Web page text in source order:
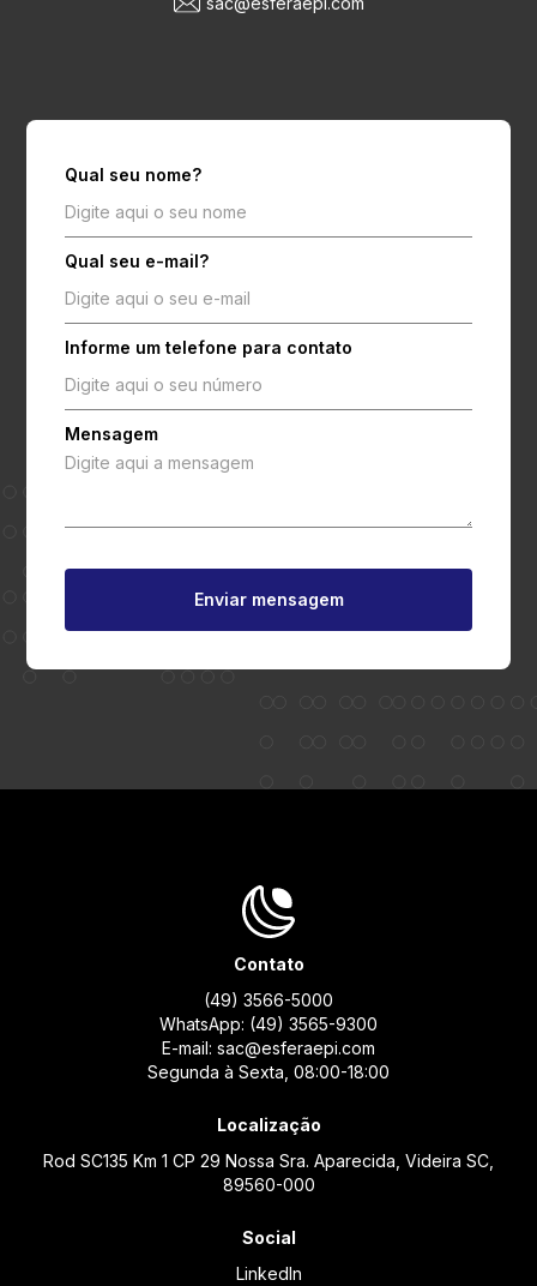
Qual seu nome?
Qual seu e-mail?
Informe um telefone para contato
Mensagem
Contato
(49) 3566-5000
WhatsApp: (49) 3565-9300
E-mail: sac@esferaepi.com
Segunda à Sexta, 08:00-18:00
Localização
Rod SC135 Km 1 CP 29 Nossa Sra. Aparecida, Videira SC,
89560-000
Social
LinkedIn